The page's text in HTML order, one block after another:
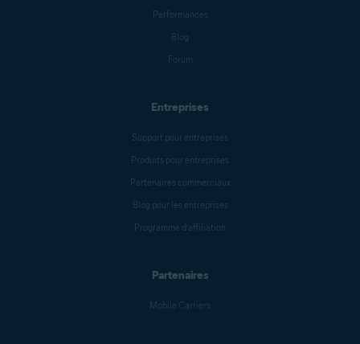
Performances
Blog
Forum
Entreprises
Support pour entreprises
Produits pour entreprises
Partenaires commerciaux
Blog pour les entreprises
Programme d’affiliation
Partenaires
Mobile Carriers